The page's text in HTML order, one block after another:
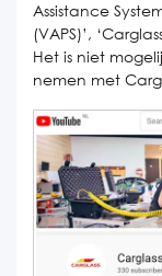
Assistance
(VAPS)’,
Het is niet
nemen met